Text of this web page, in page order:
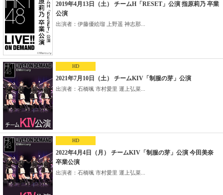
2019年4月13日（土） チームH「RESET」公演 指原莉乃 卒業
公演
出演者：伊藤優絵瑠 上野遥 神志那...
HD
2021年7月10日（土） チームKIV「制服の芽」公演
出演者：石橋颯 市村愛里 運上弘菜...
HD
2022年4月4日（月） チームKIV「制服の芽」公演 今田美奈
卒業公演
出演者：石橋颯 市村愛里 運上弘菜...